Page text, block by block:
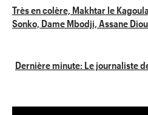
Navigation
de
Très en colère, Makhtar le
Sonko, Dame Mbodji, Assane
Dernière minute: Le journaliste